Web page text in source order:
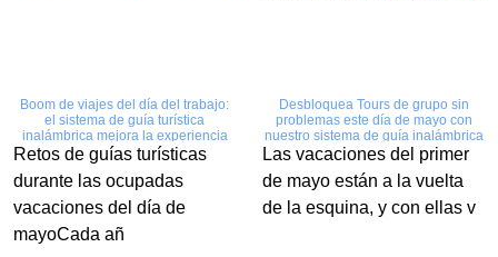
Boom de viajes del día del trabajo:
el sistema de guía turística
inalámbrica mejora la experiencia
Retos de guías turísticas
durante las ocupadas
vacaciones del día de
mayoCada añ
Desbloquea Tours de grupo sin
problemas este día de mayo con
nuestro sistema de guía inalámbrica
Las vacaciones del primer
de mayo están a la vuelta
de la esquina, y con ellas v